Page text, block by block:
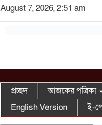
August 7, 2026, 2:51 am
প্রচ্ছদ আজকের পত্রিকা
English Version
ই-